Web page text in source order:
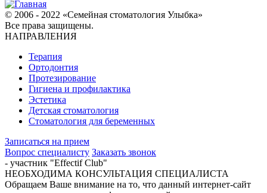
© 2006 - 2022 «Семейная стоматология Улыбка»
Все права защищены.
НАПРАВЛЕНИЯ
Терапия
Ортодонтия
Протезирование
Гигиена и профилактика
Эстетика
Детская стоматология
Стоматология для беременных
Записаться на прием
Вопрос специалисту Заказать звонок
- участник "Effectif Club"
НЕОБХОДИМА КОНСУЛЬТАЦИЯ СПЕЦИАЛИСТА
Обращаем Ваше внимание на то, что данный интернет-сайт